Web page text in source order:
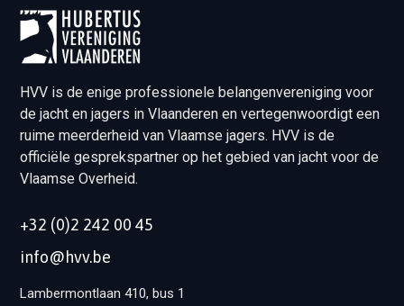
HVV is de enige professionele belangenvereniging voor
de jacht en jagers in Vlaanderen en vertegenwoordigt een
ruime meerderheid van Vlaamse jagers. HVV is de
officiële gesprekspartner op het gebied van jacht voor de
Vlaamse Overheid.
+32 (0)2 242 00 45
info@hvv.be
Lambermontlaan 410, bus 1